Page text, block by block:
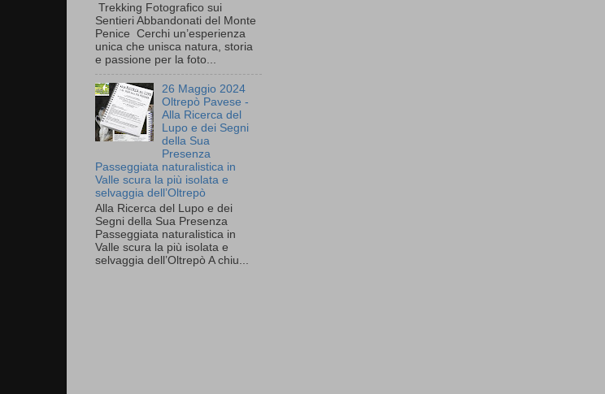
Trekking Fotografico sui
Sentieri Abbandonati del Monte
Penice Cerchi un’esperienza
unica che unisca natura, storia
e passione per la foto...
26 Maggio 2024
Oltrepò Pavese -
Alla Ricerca del
Lupo e dei Segni
della Sua
Presenza
Passeggiata naturalistica in
Valle scura la più isolata e
selvaggia dell’Oltrepò
Alla Ricerca del Lupo e dei
Segni della Sua Presenza
Passeggiata naturalistica in
Valle scura la più isolata e
selvaggia dell’Oltrepò A chiu...